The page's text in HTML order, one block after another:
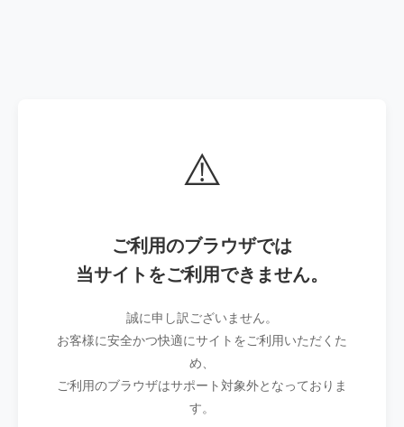
⚠️
ご利用のブラウザでは
当サイトをご利用できません。
誠に申し訳ございません。
お客様に安全かつ快適にサイトをご利用いただくた
め、
ご利用のブラウザはサポート対象外となっておりま
す。